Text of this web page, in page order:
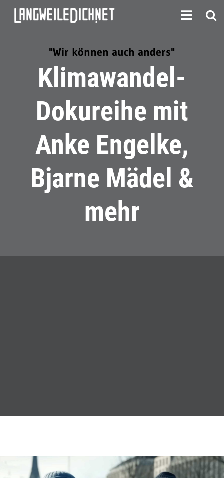
"Wir können auch anders"
Klimawandel-
Dokureihe mit
Anke Engelke,
Bjarne Mädel &
mehr